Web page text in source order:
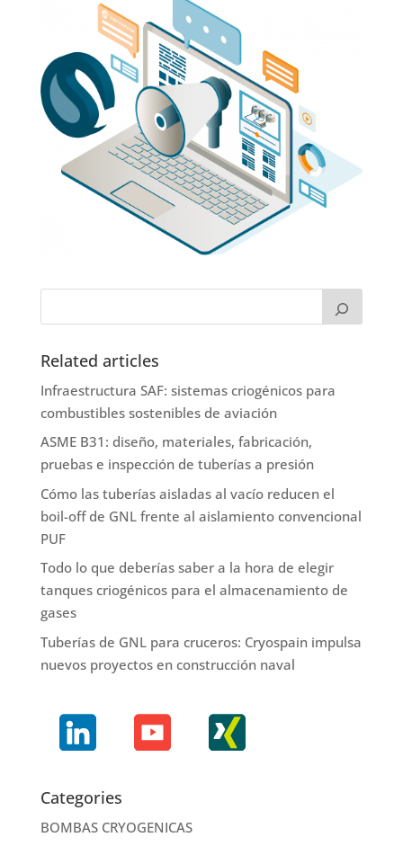
Related articles
Infraestructura SAF: sistemas criogénicos para
combustibles sostenibles de aviación
ASME B31: diseño, materiales, fabricación,
pruebas e inspección de tuberías a presión
Cómo las tuberías aisladas al vacío reducen el
boil-off de GNL frente al aislamiento convencional
PUF
Todo lo que deberías saber a la hora de elegir
tanques criogénicos para el almacenamiento de
gases
Tuberías de GNL para cruceros: Cryospain impulsa
nuevos proyectos en construcción naval
Categories
BOMBAS CRYOGENICAS